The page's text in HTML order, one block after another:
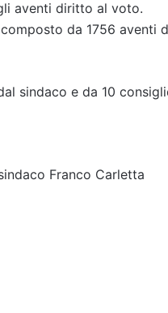
aventi diritto al voto.
da 1756 aventi
sindaco e da 10
Franco Carletta